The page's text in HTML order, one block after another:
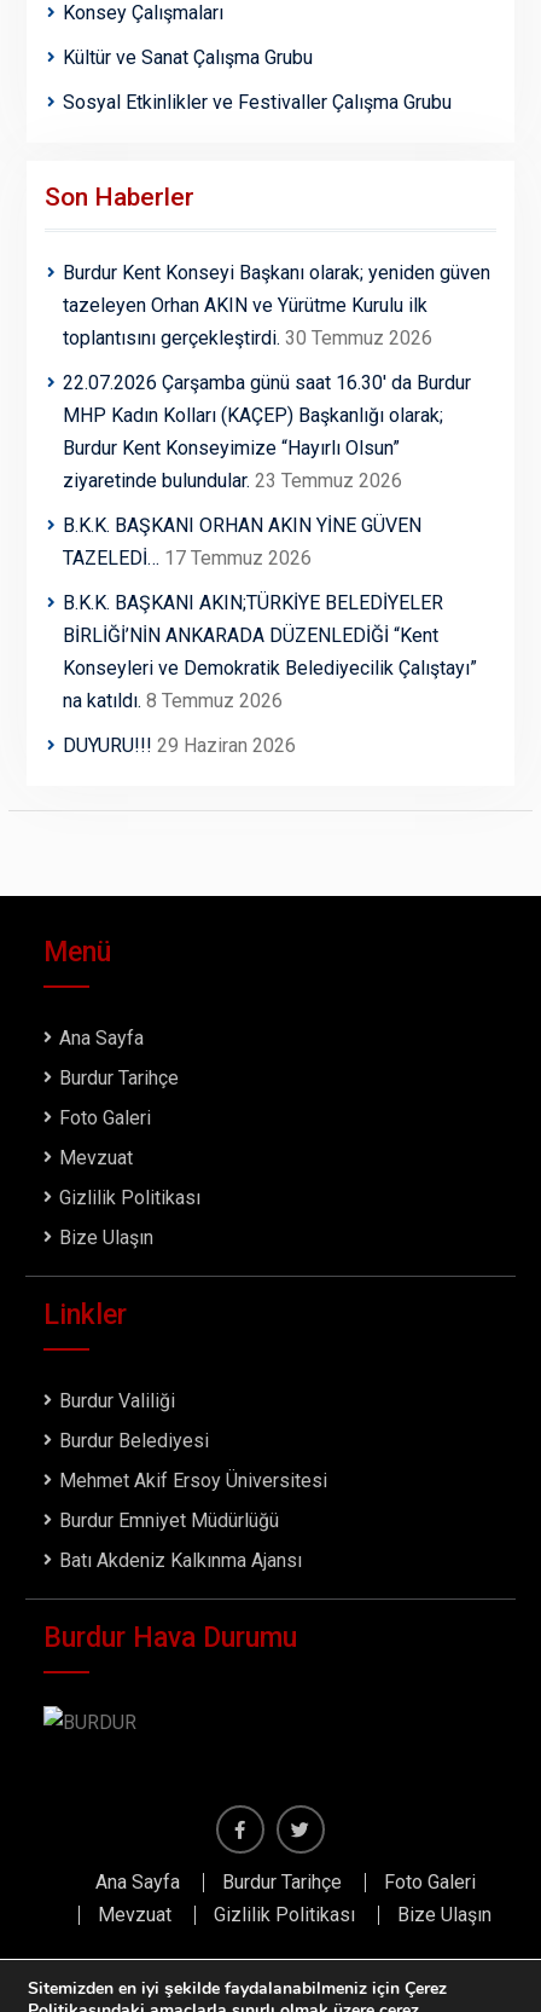
Konsey Çalışmaları
Kültür ve Sanat Çalışma Grubu
Sosyal Etkinlikler ve Festivaller Çalışma Grubu
Son Haberler
Burdur Kent Konseyi Başkanı olarak; yeniden güven
tazeleyen Orhan AKIN ve Yürütme Kurulu ilk
toplantısını gerçekleştirdi. 30 Temmuz 2026
22.07.2026 Çarşamba günü saat 16.30′ da Burdur
MHP Kadın Kolları (KAÇEP) Başkanlığı olarak;
Burdur Kent Konseyimize “Hayırlı Olsun”
ziyaretinde bulundular. 23 Temmuz 2026
B.K.K. BAŞKANI ORHAN AKIN YİNE GÜVEN
TAZELEDİ… 17 Temmuz 2026
B.K.K. BAŞKANI AKIN;TÜRKİYE BELEDİYELER
BİRLİĞİ’NİN ANKARADA DÜZENLEDİĞİ “Kent
Konseyleri ve Demokratik Belediyecilik Çalıştayı”
na katıldı. 8 Temmuz 2026
DUYURU!!! 29 Haziran 2026
Menü
Ana Sayfa
Burdur Tarihçe
Foto Galeri
Mevzuat
Gizlilik Politikası
Bize Ulaşın
Linkler
Burdur Valiliği
Burdur Belediyesi
Mehmet Akif Ersoy Üniversitesi
Burdur Emniyet Müdürlüğü
Batı Akdeniz Kalkınma Ajansı
Burdur Hava Durumu
Ana Sayfa Burdur Tarihçe
Foto Galeri
Mevzuat
Gizlilik Politikası Bize Ulaşın
Sitemizden en iyi şekilde faydalanabilmeniz için Çerez